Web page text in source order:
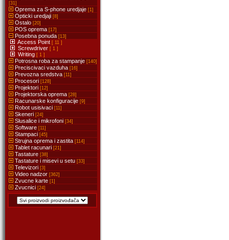
[31]
Oprema za S-phone uredjaje [1]
Opticki uredjaji [8]
Ostalo [20]
POS oprema [17]
Posebna ponuda [13]
Access Point [ 11 ]
Screwdriver [ 1 ]
Writing [ 1 ]
Potrosna roba za stampanje [140]
Preciscivaci vazduha [16]
Prevozna sredstva [11]
Procesori [128]
Projektori [12]
Projektorska oprema [28]
Racunarske konfiguracije [9]
Robot usisivaci [11]
Skeneri [24]
Slusalice i mikrofoni [34]
Software [11]
Stampaci [45]
Strujna oprema i zastita [114]
Tablet racunari [21]
Tastature [38]
Tastature i misevi u setu [33]
Televizori [3]
Video nadzor [362]
Zvucne karte [1]
Zvucnici [24]